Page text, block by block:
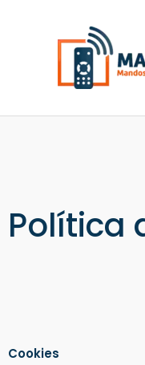
Política
Cookies